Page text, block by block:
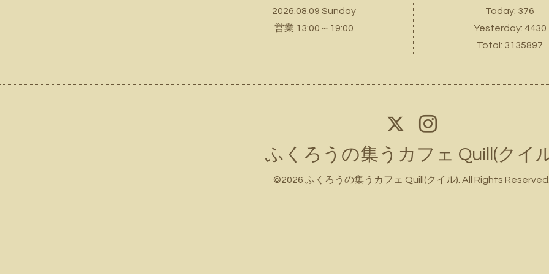
2026.08.09 Sunday
営業 13:00～19:00
Today: 376
Yesterday: 4430
Total: 3135897
ふくろうの集うカフェ Quill(クイ
©2026 ふくろうの集うカフェ Quill(クイル) . All Rights